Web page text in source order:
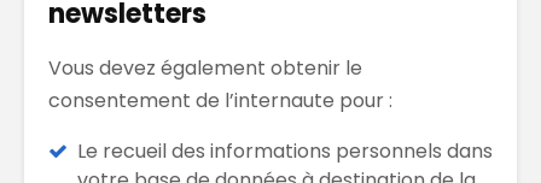
newsletters
Vous devez également obtenir le
consentement de l’internaute pour :
Le recueil des informations personnels dans